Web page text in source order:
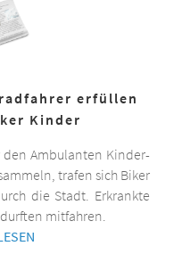
erfüllen
Kinder
den Ambulanten Kinder-
trafen sich Biker
die Stadt. Erkrankte
mitfahren.